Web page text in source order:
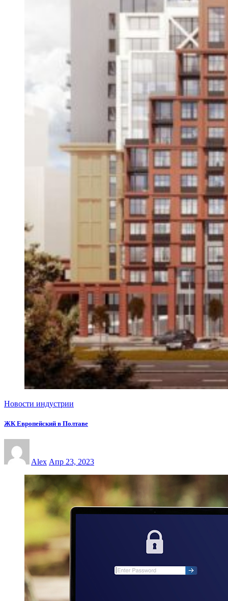
Новости индустрии
ЖК Европейский в Полтаве
Alex Апр 23, 2023